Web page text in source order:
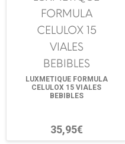
LUXMETIQUE FORMULA
CELULOX 15 VIALES
BEBIBLES
35,95€